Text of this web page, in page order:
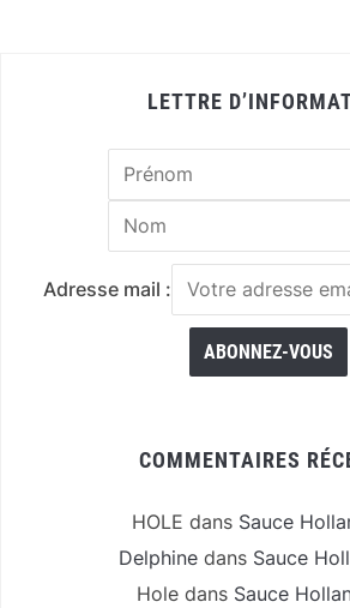
LETTRE
Adresse mail :
COMMENTAIRES
HOLE dans Sauce
Delphinedans Sauce
Hole dans Sauce